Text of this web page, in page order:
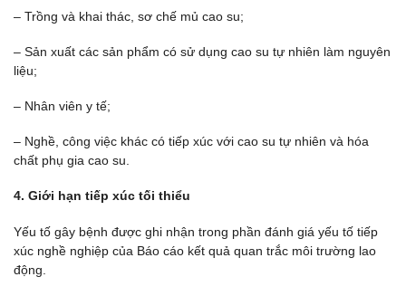
– Trồng và khai thác, sơ chế mủ cao su;
– Sản xuất các sản phẩm có sử dụng cao su tự nhiên làm nguyên
liệu;
– Nhân viên y tế;
– Nghề, công việc khác có tiếp xúc với cao su tự nhiên và hóa
chất phụ gia cao su.
4. Giới hạn tiếp xúc tối thiểu
Yếu tố gây bệnh được ghi nhận trong phần đánh giá yếu tố tiếp
xúc nghề nghiệp của Báo cáo kết quả quan trắc môi trường lao
động.